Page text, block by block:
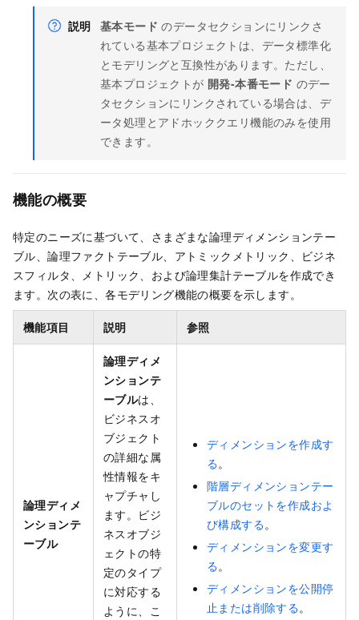
説明 基本モード のデータセクションにリンクさ
れている基本プロジェクトは、データ標準化
とモデリングと互換性があります。ただし、
基本プロジェクトが 開発-本番モード のデー
タセクションにリンクされている場合は、デ
ータ処理とアドホッククエリ機能のみを使用
できます。
機能の概要
特定のニーズに基づいて、さまざまな論理ディメンションテー
ブル、論理ファクトテーブル、アトミックメトリック、ビジネ
スフィルタ、メトリック、および論理集計テーブルを作成でき
ます。次の表に、各モデリング機能の概要を示します。
機能項目 説明 参照
論理ディメ
ンションテ
ーブル
論理ディメ
ンションテ
ーブルは、
ビジネスオ
ブジェクト
の詳細な属
性情報をキ
ャプチャし
ます。ビジ
ネスオブジ
ェクトの特
定のタイプ
に対応する
ように、こ
ディメンションを作成す
る。
階層ディメンションテー
ブルのセットを作成およ
び構成する。
ディメンションを変更す
る。
ディメンションを公開停
止または削除する。